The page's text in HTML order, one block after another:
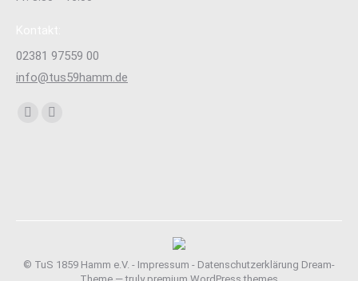
02381 97559 00
info@tus59hamm.de
Finden Sie uns auf:
© TuS 1859 Hamm e.V. - Impressum - Datenschutzerklärung Dream-